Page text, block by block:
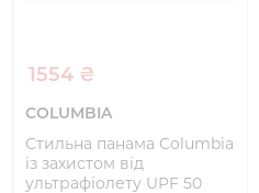
1554 ₴
COLUMBIA
Стильна панама Columbia
із захистом від
ультрафіолету UPF 50